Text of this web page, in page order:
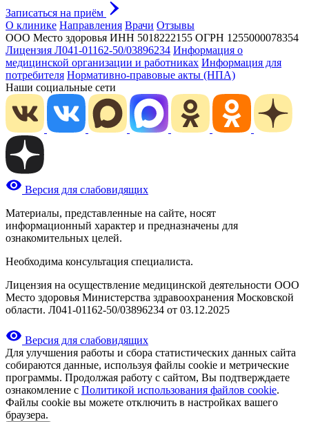
Записаться на приём
О клинике Направления Врачи Отзывы
ООО Место здоровья ИНН 5018222155 ОГРН 1255000078354
Лицензия Л041-01162-50/03896234 Информация о
медицинской организации и работниках Информация для
потребителя Нормативно-правовые акты (НПА)
Наши социальные сети
Версия для слабовидящих
Материалы, представленные на сайте, носят
информационный характер и предназначены для
ознакомительных целей.
Необходима консультация специалиста.
Лицензия на осуществление медицинской деятельности ООО
Место здоровья Министерства здравоохранения Московской
области. Л041-01162-50/03896234 от 03.12.2025
Версия для слабовидящих
Для улучшения работы и сбора статистических данных сайта
собираются данные, используя файлы cookie и метрические
программы. Продолжая работу с сайтом, Вы подтверждаете
ознакомление с Политикой использования файлов cookie.
Файлы cookie вы можете отключить в настройках вашего
браузера.